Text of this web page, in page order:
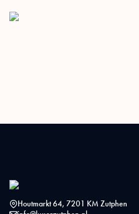
Houtmarkt 64, 7201 KM Zutphen